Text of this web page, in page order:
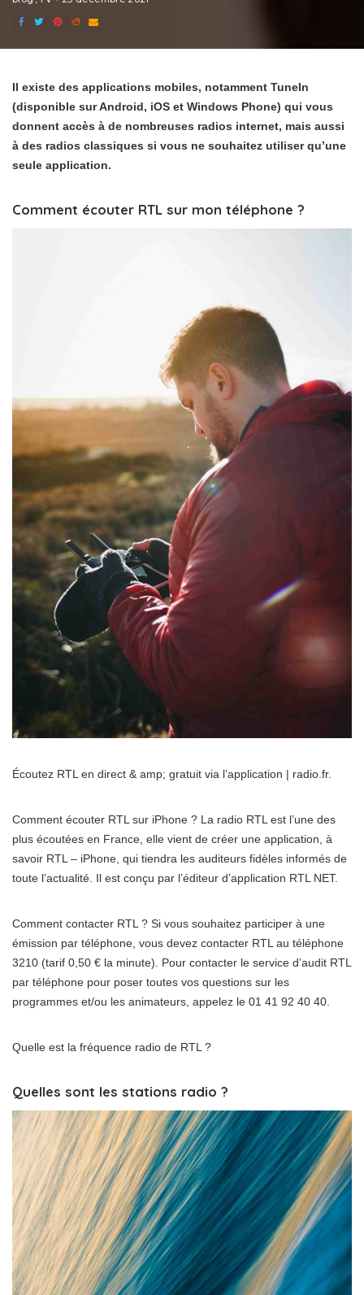
Il existe des applications mobiles, notamment TuneIn
(disponible sur Android, iOS et Windows Phone) qui vous
donnent accès à de nombreuses radios internet, mais aussi
à des radios classiques si vous ne souhaitez utiliser qu’une
seule application.
Comment écouter RTL sur mon téléphone ?
Écoutez RTL en direct & amp; gratuit via l’application | radio.fr.
Comment écouter RTL sur iPhone ? La radio RTL est l’une des
plus écoutées en France, elle vient de créer une application, à
savoir RTL – iPhone, qui tiendra les auditeurs fidèles informés de
toute l’actualité. Il est conçu par l’éditeur d’application RTL NET.
Comment contacter RTL ? Si vous souhaitez participer à une
émission par téléphone, vous devez contacter RTL au téléphone
3210 (tarif 0,50 € la minute). Pour contacter le service d’audit RTL
par téléphone pour poser toutes vos questions sur les
programmes et/ou les animateurs, appelez le 01 41 92 40 40.
Quelle est la fréquence radio de RTL ?
Quelles sont les stations radio ?